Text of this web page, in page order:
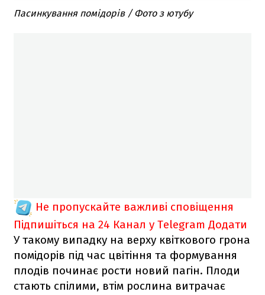
Пасинкування помідорів / Фото з ютубу
Не пропускайте важливі сповіщення
Підпишіться на 24 Канал у Telegram Додати
У такому випадку на верху квіткового грона
помідорів під час цвітіння та формування
плодів починає рости новий пагін. Плоди
стають спілими, втім рослина витрачає